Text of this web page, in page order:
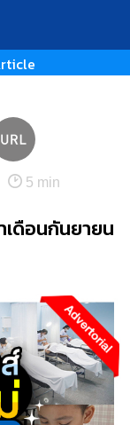
5 min
เดือนกันยายน